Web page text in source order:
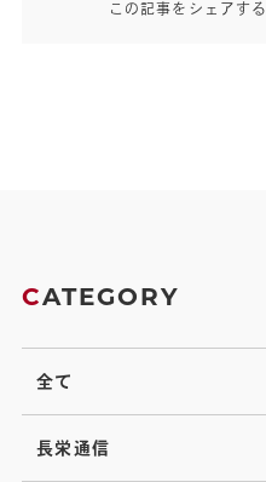
この記事をシェアする
CATEGORY
全て
長栄通信